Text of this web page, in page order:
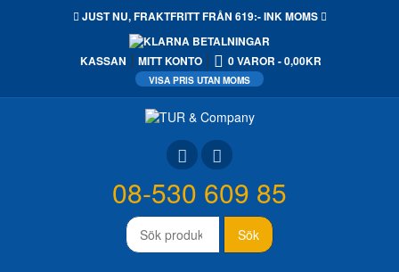
JUST NU,FRAKTFRITTFRÅN 619:- INK MOMS
KASSAN MITT KONTO 0 VAROR 0,00KR
Sök
efter:
Sök
08-530 609 85